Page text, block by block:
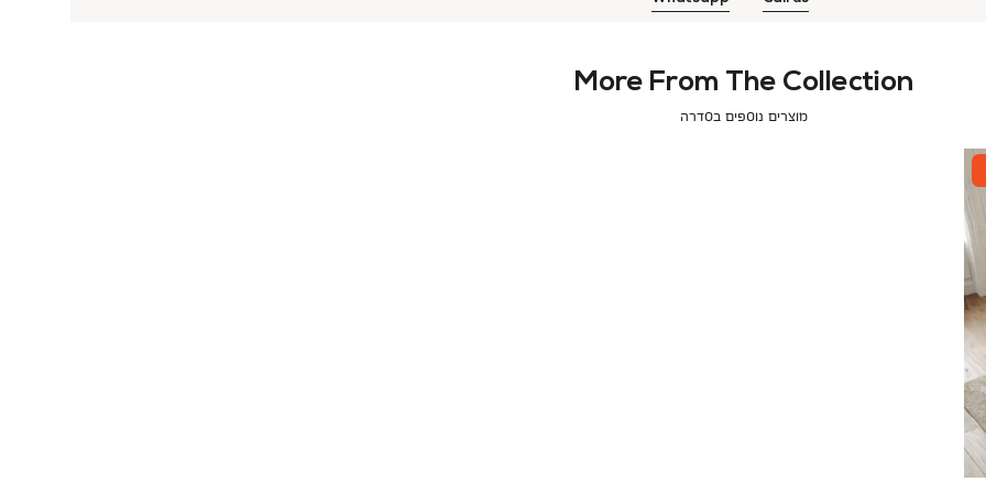
More From The Collection
מוצרים נוספים בסדרה